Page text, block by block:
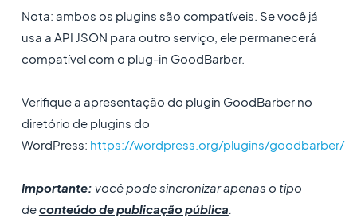
Nota: ambos os plugins são compatíveis. Se você já
usa a API JSON para outro serviço, ele permanecerá
compatível com o plug-in GoodBarber.
Verifique a apresentação do plugin GoodBarber no
diretório de plugins do
WordPress: https://wordpress.org/plugins/goodbarber/
Importante: você pode sincronizar apenas o tipo
deconteúdo de publicação pública